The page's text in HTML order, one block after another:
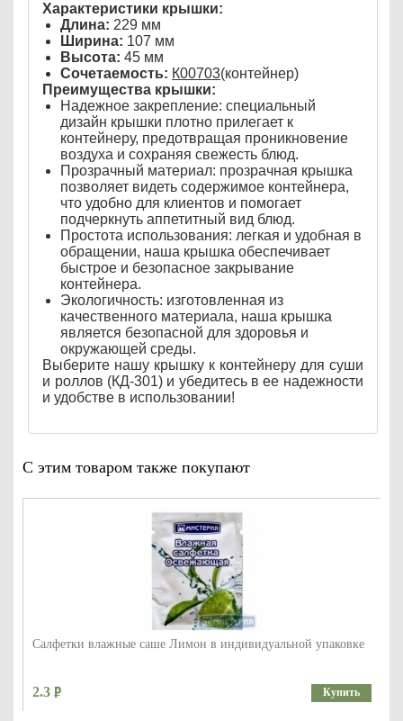
Характеристики крышки:
Длина: 229 мм
Ширина: 107 мм
Высота: 45 мм
Сочетаемость: К00703(контейнер)
Преимущества крышки:
Надежное закрепление: специальный
дизайн крышки плотно прилегает к
контейнеру, предотвращая проникновение
воздуха и сохраняя свежесть блюд.
Прозрачный материал: прозрачная крышка
позволяет видеть содержимое контейнера,
что удобно для клиентов и помогает
подчеркнуть аппетитный вид блюд.
Простота использования: легкая и удобная в
обращении, наша крышка обеспечивает
быстрое и безопасное закрывание
контейнера.
Экологичность: изготовленная из
качественного материала, наша крышка
является безопасной для здоровья и
окружающей среды.
Выберите нашу крышку к контейнеру для суши
и роллов (КД-301) и убедитесь в ее надежности
и удобстве в использовании!
С этим товаром также покупают
Салфетки влажные саше Лимон в индивидуальной упаковке
2.3 Купить